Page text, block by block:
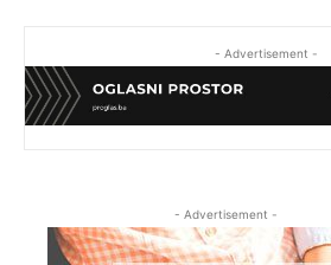
- Advertisement -
- Advertisement -